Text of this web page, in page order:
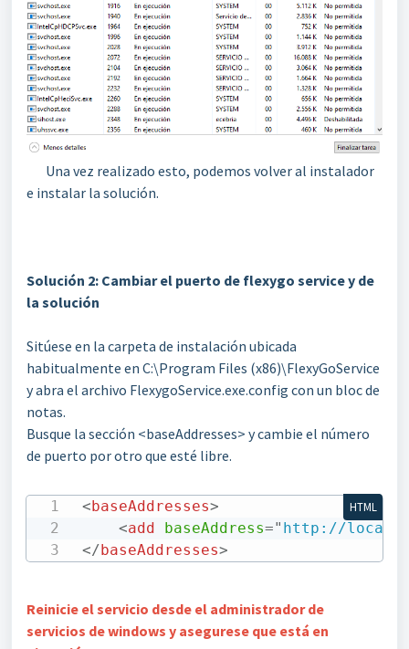
Una vez realizado esto, podemos volver al instalador
e instalar la solución.
Solución 2: Cambiar el puerto de flexygo service y de
la solución
Sitúese en la carpeta de instalación ubicada
habitualmente en C:\Program Files (x86)\FlexyGoService
y abra el archivo FlexygoService.exe.config con un bloc de
notas.
Busque la sección <baseAddresses> y cambie el número
de puerto por otro que esté libre.
<baseAddresses>
<add baseAddress=" http://
</baseAddresses>
HTML
Reinicie el servicio desde el administrador de
servicios de windows y asegurese que está en